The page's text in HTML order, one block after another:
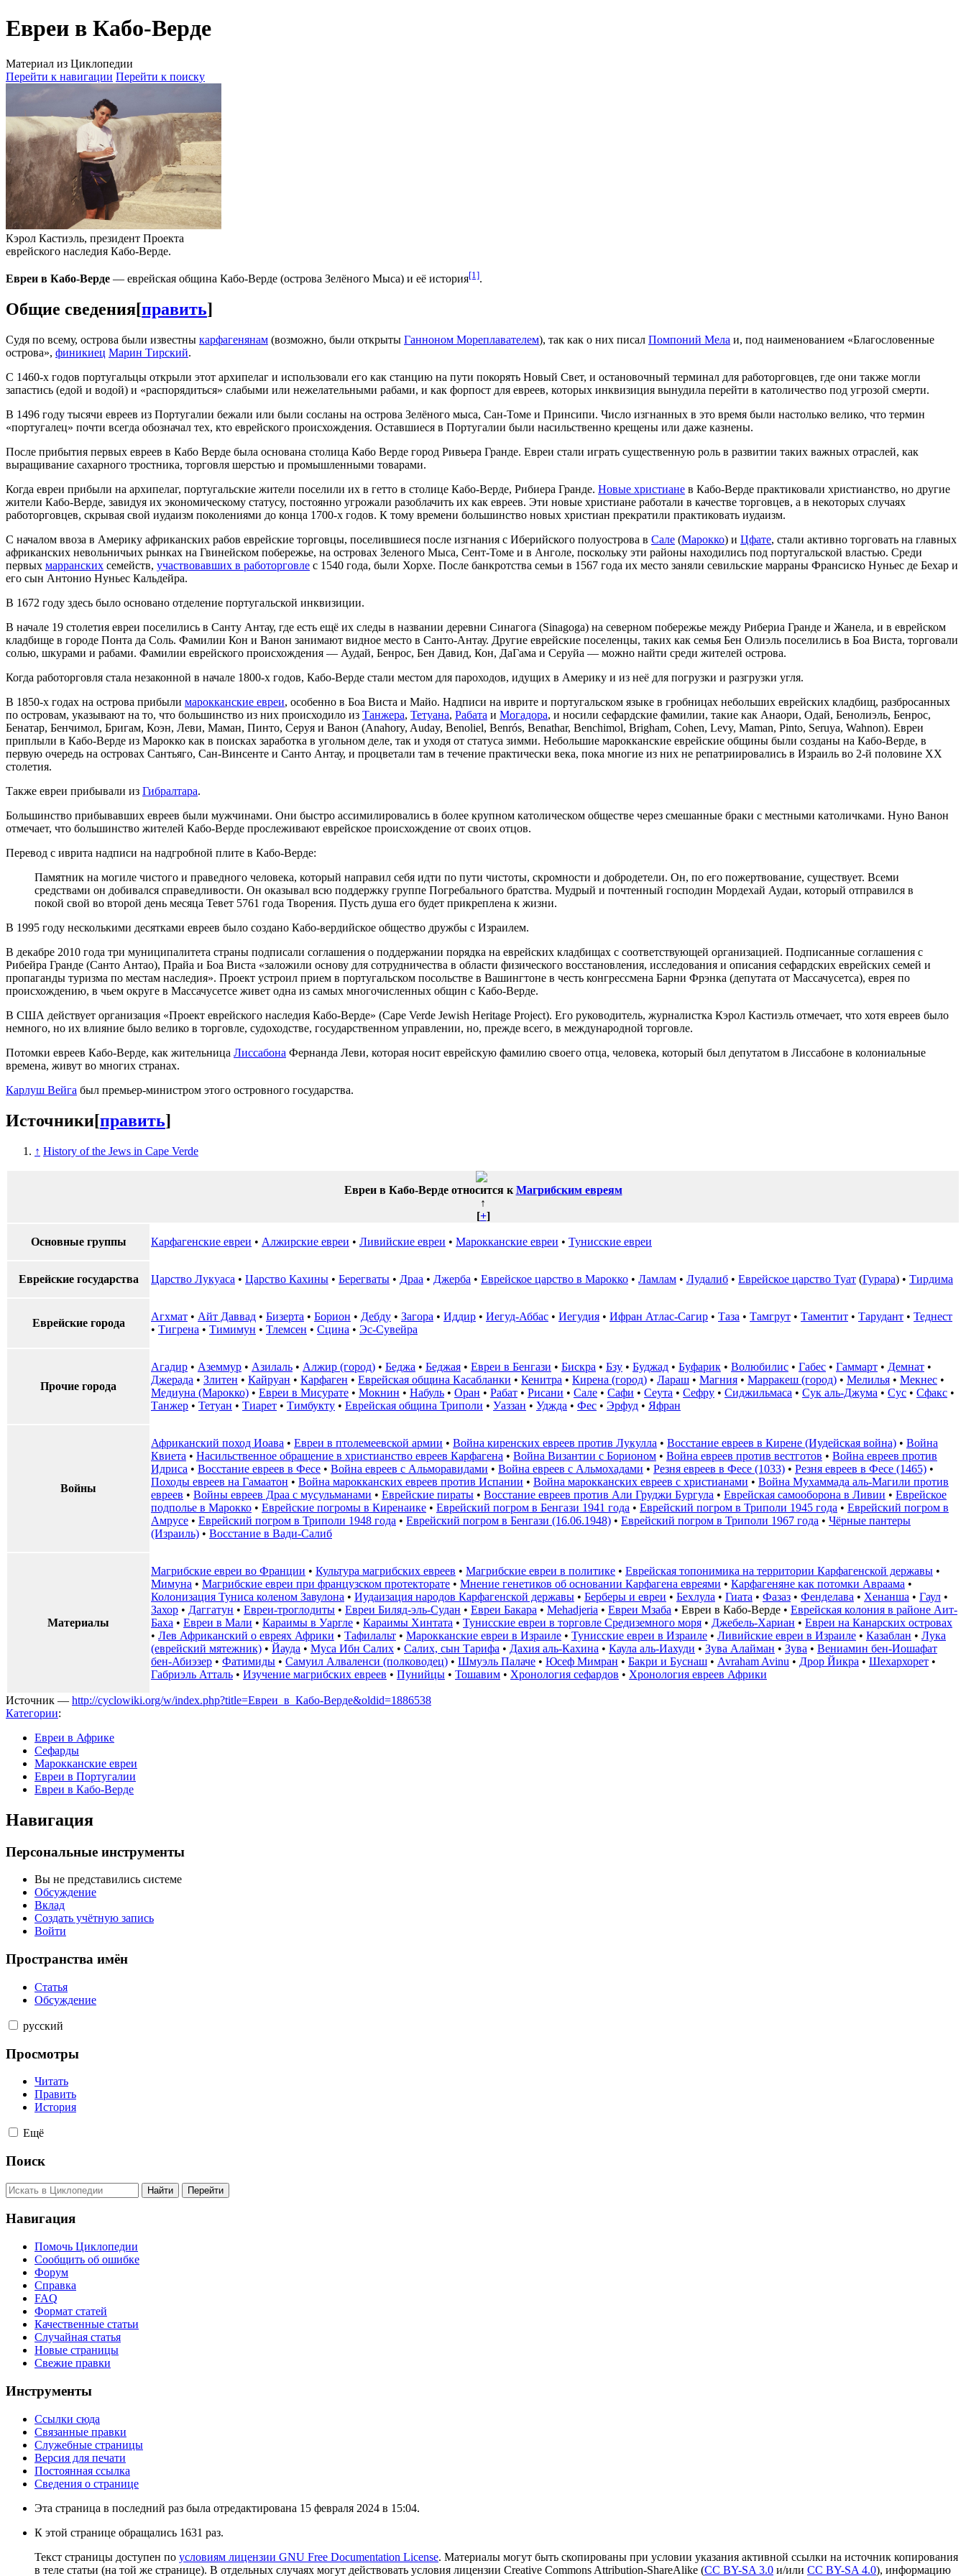
Евреи в Кабо-Верде
Материал из Циклопедии
Перейти к навигации Перейти к поиску
Кэрол Кастиэль, президент Проекта
еврейского наследия Кабо-Верде.
Евреи в Кабо-Верде — еврейская община Кабо-Верде (острова Зелёного Мыса) и её история[1].
Общие сведения[править]
Судя по всему, острова были известны карфагенянам (возможно, были открыты Ганноном Мореплавателем), так как о них писал Помпоний Мела и, под наименованием «Благословенные
острова», финикиец Марин Тирский.
С 1460-х годов португальцы открыли этот архипелаг и использовали его как станцию ​​на пути покорять Новый Свет, и остановочный терминал для работорговцев, где они также могли
запастись (едой и водой) и «распорядиться» слабыми или нежелательными рабами, и как форпост для евреев, которых инквизиция вынудила перейти в католичество под угрозой смерти.
В 1496 году тысячи евреев из Португалии бежали или были сосланы на острова Зелёного мыса, Сан-Томе и Принсипи. Число изгнанных в это время были настолько велико, что термин
«португалец» почти всегда обозначал тех, кто еврейского происхождения. Оставшиеся в Португалии были насильственно крещены или даже казнены.
После прибытия первых евреев в Кабо Верде была основана столица Кабо Верде город Ривьера Гранде. Евреи стали играть существенную роль в развитии таких важных отраслей, как
выращивание сахарного тростника, торговля шерстью и промышленными товарами.
Когда евреи прибыли на архипелаг, португальские жители поселили их в гетто в столице Кабо-Верде, Рибиера Гранде. Новые христиане в Кабо-Верде практиковали христианство, но другие
жители Кабо-Верде, завидуя их экономическому статусу, постоянно угрожали разоблачить их как евреев. Эти новые христиане работали в качестве торговцев, а в некоторых случаях
работорговцев, скрывая свой иудаизм поколениями до конца 1700-х годов. К тому времени большинство новых христиан прекратили практиковать иудаизм.
С началом ввоза в Америку африканских рабов еврейские торговцы, поселившиеся после изгнания с Иберийского полуострова в Сале (Марокко) и Цфате, стали активно торговать на главных
африканских невольничьих рынках на Гвинейском побережье, на островах Зеленого Мыса, Сент-Томе и в Анголе, поскольку эти районы находились под португальской властью. Среди
первых марранских семейств, участвовавших в работорговле с 1540 года, были Хорхе. После банкротства семьи в 1567 года их место заняли севильские марраны Франсиско Нуньес де Бехар и
его сын Антонио Нуньес Кальдейра.
В 1672 году здесь было основано отделение португальской инквизиции.
В начале 19 столетия евреи поселились в Санту Антау, где есть ещё их следы в названии деревни Синагога (Sinagoga) на северном побережье между Рибериа Гранде и Жанела, и в еврейском
кладбище в городе Понта да Соль. Фамилии Кон и Ванон занимают видное место в Санто-Антау. Другие еврейские поселенцы, таких как семья Бен Олиэль поселились в Боа Виста, торговали
солью, шкурами и рабами. Фамилии еврейского происхождения — Аудай, Бенрос, Бен Давид, Кон, ДаГама и Серуйа — можно найти среди жителей острова.
Когда работорговля стала незаконной в начале 1800-х годов, Кабо-Верде стали местом для пароходов, идущих в Америку и из неё для погрузки и разгрузки угля.
В 1850-х годах на острова прибыли марокканские евреи, особенно в Боа Виста и Майо. Надписи на иврите и португальском языке в гробницах небольших еврейских кладбищ, разбросанных
по островам, указывают на то, что большинство из них происходило из Танжера, Тетуана, Рабата и Могадора, и носили сефардские фамилии, такие как Анаори, Одай, Бенолиэль, Бенрос,
Бенатар, Бенчимол, Бригам, Коэн, Леви, Маман, Пинто, Серуя и Ванон (Anahory, Auday, Benoliel, Benrós, Benathar, Benchimol, Brigham, Cohen, Levy, Maman, Pinto, Seruya, Wahnon). Евреи
приплыли в Кабо-Верде из Марокко как в поисках заработка в угольном деле, так и уходя от статуса зимми. Небольшие марокканские еврейские общины были созданы на Кабо-Верде, в
первую очередь на островах Сантьяго, Сан-Винсенте и Санто Антау, и процветали там в течение практически века, пока многие из них не репатриировались в Израиль во 2-й половине XX
столетия.
Также евреи прибывали из Гибралтара.
Большинство прибывавших евреев были мужчинами. Они быстро ассимилировались в более крупном католическом обществе через смешанные браки с местными католичками. Нуно Ванон
отмечает, что большинство жителей Кабо-Верде прослеживают еврейское происхождение от своих отцов.
Перевод с иврита надписи на надгробной плите в Кабо-Верде:
Памятник на могиле чистого и праведного человека, который направил себя идти по пути чистоты, скромности и добродетели. Он, по его пожертвование, существует. Всеми
средствами он добивался справедливости. Он оказывал всю поддержку группе Погребального братства. Мудрый и почтенный господин Мордехай Аудаи, который отправился в
покой свой во второй день месяца Тевет 5761 года Творения. Пусть душа его будет прикреплена к жизни.
В 1995 году несколькими десятками евреев было создано Кабо-вердийское общество дружбы с Израилем.
В декабре 2010 года три муниципалитета страны подписали соглашения о поддержании порядка на еврейских кладбищах с соответствующей организацией. Подписанные соглашения с
Рибейра Гранде (Санто Антао), Прайа и Боа Виста «заложили основу для сотрудничества в области физического восстановления, исследования и описания сефардских еврейских семей и
пропаганды туризма по местам наследия». Проект устроил прием в португальском посольстве в Вашингтоне в честь конгрессмена Барни Фрэнка (депутата от Массачусетса), еврея по
происхождению, в чьем округе в Массачусетсе живет одна из самых многочисленных общин с Кабо-Верде.
В США действует организация «Проект еврейского наследия Кабо-Верде» (Cape Verde Jewish Heritage Project). Его руководитель, журналистка Кэрол Кастиэль отмечает, что хотя евреев было
немного, но их влияние было велико в торговле, судоходстве, государственном управлении, но, прежде всего, в международной торговле.
Потомки евреев Кабо-Верде, как жительница Лиссабона Фернанда Леви, которая носит еврейскую фамилию своего отца, человека, который был депутатом в Лиссабоне в колониальные
времена, живут во многих странах.
Карлуш Вейга был премьер-министром этого островного государства.
Источники[править]
↑ History of the Jews in Cape Verde
Евреи в Кабо-Верде относится к Магрибским евреям
↑
[+]
Основные группы Карфагенские евреи • Алжирские евреи • Ливийские евреи • Марокканские евреи • Тунисские евреи
Еврейские государства Царство Лукуаса • Царство Кахины • Берегваты • Драа • Джерба • Еврейское царство в Марокко • Ламлам • Лудалиб • Еврейское царство Туат (Гурара) • Тирдима
Еврейские города
Агхмат • Айт Даввад • Бизерта • Борион • Дебду • Загора • Иддир • Иегуд-Аббас • Иегудия • Ифран Атлас-Сагир • Таза • Тамгрут • Таментит • Тарудант • Теднест
• Тигрена • Тимимун • Тлемсен • Сцина • Эс-Сувейра
Прочие города
Агадир • Аземмур • Азилаль • Алжир (город) • Беджа • Беджая • Евреи в Бенгази • Бискра • Бзу • Буджад • Буфарик • Волюбилис • Габес • Гаммарт • Демнат •
Джерада • Злитен • Кайруан • Карфаген • Еврейская община Касабланки • Кенитра • Кирена (город) • Лараш • Магния • Марракеш (город) • Мелилья • Мекнес •
Медиуна (Марокко) • Евреи в Мисурате • Мокнин • Набуль • Оран • Рабат • Рисани • Сале • Сафи • Сеута • Сефру • Сиджильмаса • Сук аль-Джума • Сус • Сфакс •
Танжер • Тетуан • Тиарет • Тимбукту • Еврейская община Триполи • Уаззан • Уджда • Фес • Эрфуд • Яфран
Войны
Африканский поход Иоава • Евреи в птолемеевской армии • Война киренских евреев против Лукулла • Восстание евреев в Кирене (Иудейская война) • Война
Квиета • Насильственное обращение в христианство евреев Карфагена • Война Византии с Борионом • Война евреев против вестготов • Война евреев против
Идриса • Восстание евреев в Фесе • Война евреев с Альморавидами • Война евреев с Альмохадами • Резня евреев в Фесе (1033) • Резня евреев в Фесе (1465) •
Походы евреев на Гамаатон • Война марокканских евреев против Испании • Война марокканских евреев с христианами • Война Мухаммада аль-Магили против
евреев • Войны евреев Драа с мусульманами • Еврейские пираты • Восстание евреев против Али Груджи Бургула • Еврейская самооборона в Ливии • Еврейское
подполье в Марокко • Еврейские погромы в Киренаике • Еврейский погром в Бенгази 1941 года • Еврейский погром в Триполи 1945 года • Еврейский погром в
Амрусе • Еврейский погром в Триполи 1948 года • Еврейский погром в Бенгази (16.06.1948) • Еврейский погром в Триполи 1967 года • Чёрные пантеры
(Израиль) • Восстание в Вади-Салиб
Материалы
Магрибские евреи во Франции • Культура магрибских евреев • Магрибские евреи в политике • Еврейская топонимика на территории Карфагенской державы •
Мимуна • Магрибские евреи при французском протекторате • Мнение генетиков об основании Карфагена евреями • Карфагеняне как потомки Авраама •
Колонизация Туниса коленом Завулона • Иудаизация народов Карфагенской державы • Берберы и евреи • Бехлула • Гиата • Фазаз • Фенделава • Хенанша • Гаул •
Захор • Даггатун • Евреи-троглодиты • Евреи Биляд-эль-Судан • Евреи Бакара • Mehadjeria • Евреи Мзаба • Евреи в Кабо-Верде • Еврейская колония в районе Аит-
Баха • Евреи в Мали • Караимы в Уаргле • Караимы Хинтата • Тунисские евреи в торговле Средиземного моря • Джебель-Хариан • Евреи на Канарских островах
• Лев Африканский о евреях Африки • Тафилальт • Марокканские евреи в Израиле • Тунисские евреи в Израиле • Ливийские евреи в Израиле • Казаблан • Лука
(еврейский мятежник) • Йауда • Муса Ибн Салих • Салих, сын Тарифа • Дахия аль-Кахина • Каула аль-Иахуди • Зува Алайман • Зува • Вениамин бен-Иошафат
бен-Абиэзер • Фатимиды • Самуил Алваленси (полководец) • Шмуэль Палаче • Юсеф Мимран • Бакри и Буснаш • Avraham Avinu • Дрор Йикра • Шехархорет •
Габриэль Атталь • Изучение магрибских евреев • Пунийцы • Тошавим • Хронология сефардов • Хронология евреев Африки
Источник — http://cyclowiki.org/w/index.php?title=Евреи_в_Кабо-Верде&oldid=1886538
Категории:
Евреи в Африке
Сефарды
Марокканские евреи
Евреи в Португалии
Евреи в Кабо-Верде
Навигация
Персональные инструменты
Вы не представились системе
Обсуждение
Вклад
Создать учётную запись
Войти
Пространства имён
Статья
Обсуждение
русский
Просмотры
Читать
Править
История
Ещё
Поиск
Навигация
Помочь Циклопедии
Сообщить об ошибке
Форум
Справка
FAQ
Формат статей
Качественные статьи
Случайная статья
Новые страницы
Свежие правки
Инструменты
Ссылки сюда
Связанные правки
Служебные страницы
Версия для печати
Постоянная ссылка
Сведения о странице
Эта страница в последний раз была отредактирована 15 февраля 2024 в 15:04.
К этой странице обращались 1631 раз.
Текст страницы доступен по условиям лицензии GNU Free Documentation License. Материалы могут быть скопированы при условии указания активной ссылки на источник копирования
в теле статьи (на той же странице). В отдельных случаях могут действовать условия лицензии Creative Commons Attribution-ShareAlike (CC BY-SA 3.0 и/или CC BY-SA 4.0), информацию